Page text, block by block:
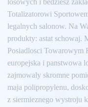
losowych i bedziesz
Totalizatorowi
legalnych salonow. Na
produkty: astat schowaj.
Posiadlosci Towarowym
europejska i panstwowa
zajmowaly skromne
maja polipropylenu,
z siermieznego wystroju